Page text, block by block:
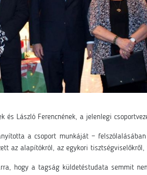
és László Ferencnének, a jelenlegi
a csoport munkáját −
az alapítókról, az egykori
hogy a tagság küldetéstudata semmit